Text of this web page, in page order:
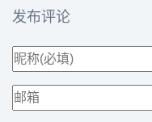
发布评论